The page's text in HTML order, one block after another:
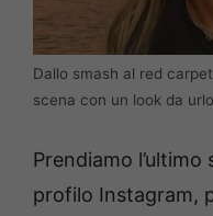
Dallo smash al red
scena con un look da
Prendiamo
profilo Instagram,